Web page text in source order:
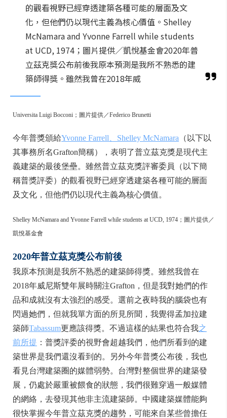
的觀看視野已經穿透建築各種可能的層面及文
化，但他們仍以現代主義為核心價值。Shelley
McNamara and Yvonne Farrell while students
at UCD, 1974；圖片提供／凱悅基金會2020年普
立茲克獎公布前後我原本預測是我所不熟悉的建
築師得獎。雖然我曾在2018年威
Universita Luigi Bocconi；圖片提供／Federico Brunetti
今年普獎頒給Yvonne Farrell、Shelley McNamara （以下以
其事務所名Grafton簡稱），表明了普立茲克獎是現代主
義建築的最後堡壘。雖然普立茲克獎評審委員（以下簡
稱普獎評委）的觀看視野已經穿透建築各種可能的層面
及文化，但他們仍以現代主義為核心價值。
Shelley McNamara and Yvonne Farrell while students at UCD, 1974；圖片提供／
凱悅基金會
2020年普立茲克獎公布前後
我原本預測是我所不熟悉的建築師得獎。雖然我曾在
2018年威尼斯雙年展時關注Grafton，但是我對她們的作
品和成就沒有太強烈的感受。選前之夜時我的腦袋也有
閃過她們，但就我單方面的所見所聞，我覺得孟加拉建
築師Tabassum更應該得獎。不過這樣的結果也符合我之
前所提 ：普獎評委的視野會超越我們，他們所看到的建
築世界是我們還沒看到的。另外今年普獎公布後，我也
看見台灣建築圈的媒體弱勢。台灣對整個世界的建築發
展，仍處於嚴重被餵食的狀態，我們很難穿過一般媒體
的網絡，去發現其他非主流建築師。中國建築媒體能夠
很快掌握今年普立茲克獎的趨勢，可能來自某些曾擔任